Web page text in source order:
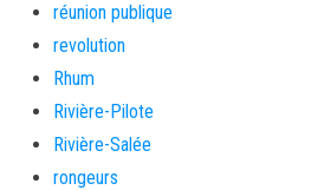
réunion publique
revolution
Rhum
Rivière-Pilote
Rivière-Salée
rongeurs